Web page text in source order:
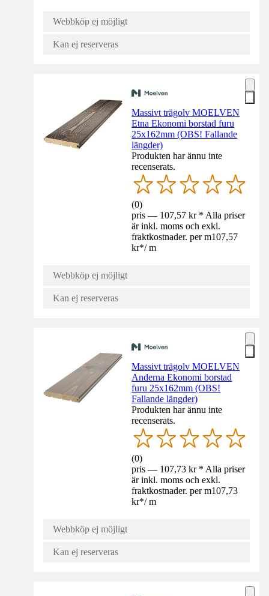
Webbköp ej möjligt
Kan ej reserveras
Massivt trägolv MOELVEN
Etna Ekonomi borstad furu
25x162mm (OBS! Fallande
längder)
Produkten har ännu inte
recenserats.
(0)
pris — 107,57 kr * Alla priser
är inkl. moms och exkl.
fraktkostnader. per m107,57
kr*/ m
Webbköp ej möjligt
Kan ej reserveras
Massivt trägolv MOELVEN
Anderna Ekonomi borstad
furu 25x162mm (OBS!
Fallande längder)
Produkten har ännu inte
recenserats.
(0)
pris — 107,73 kr * Alla priser
är inkl. moms och exkl.
fraktkostnader. per m107,73
kr*/ m
Webbköp ej möjligt
Kan ej reserveras